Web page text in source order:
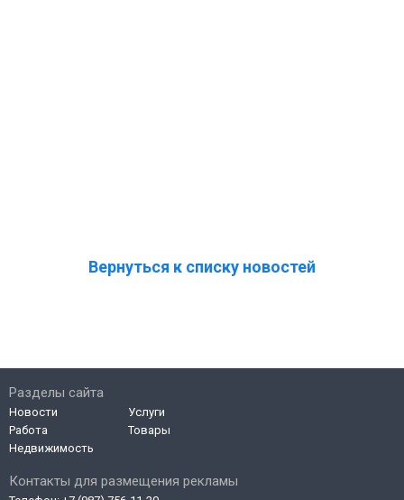
Вернуться к списку новостей
Контакты для размещения рекламы
Разделы сайта
Новости
Работа
Недвижимость
Услуги
Товары